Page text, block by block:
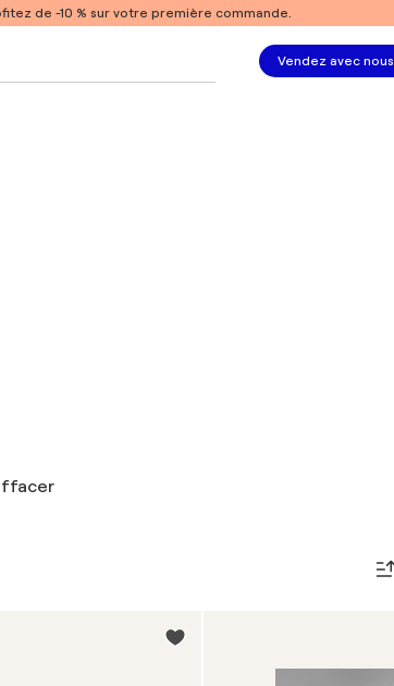
de -10 % sur votre première commande.
Vendez avec nous